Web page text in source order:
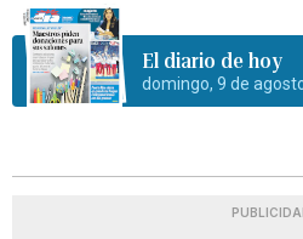
El diario de hoy
domingo, 9 de